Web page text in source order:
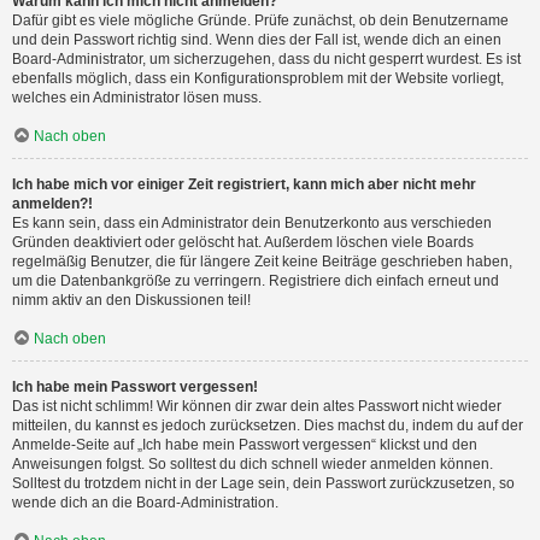
Dafür gibt es viele mögliche Gründe. Prüfe zunächst, ob dein Benutzername
und dein Passwort richtig sind. Wenn dies der Fall ist, wende dich an einen
Board-Administrator, um sicherzugehen, dass du nicht gesperrt wurdest. Es ist
ebenfalls möglich, dass ein Konfigurationsproblem mit der Website vorliegt,
welches ein Administrator lösen muss.
Nach oben
Ich habe mich vor einiger Zeit registriert, kann mich aber nicht mehr
anmelden?!
Es kann sein, dass ein Administrator dein Benutzerkonto aus verschieden
Gründen deaktiviert oder gelöscht hat. Außerdem löschen viele Boards
regelmäßig Benutzer, die für längere Zeit keine Beiträge geschrieben haben,
um die Datenbankgröße zu verringern. Registriere dich einfach erneut und
nimm aktiv an den Diskussionen teil!
Nach oben
Ich habe mein Passwort vergessen!
Das ist nicht schlimm! Wir können dir zwar dein altes Passwort nicht wieder
mitteilen, du kannst es jedoch zurücksetzen. Dies machst du, indem du auf der
Anmelde-Seite auf „Ich habe mein Passwort vergessen“ klickst und den
Anweisungen folgst. So solltest du dich schnell wieder anmelden können.
Solltest du trotzdem nicht in der Lage sein, dein Passwort zurückzusetzen, so
wende dich an die Board-Administration.